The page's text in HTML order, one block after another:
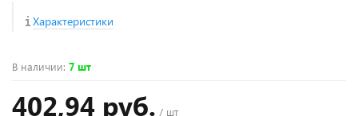
Характеристики
В наличии: 7 шт
402,94 руб. / шт